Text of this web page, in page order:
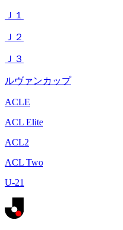
Ｊ１
Ｊ２
Ｊ３
ルヴァンカップ
ACLE
ACL Elite
ACL2
ACL Two
U-21